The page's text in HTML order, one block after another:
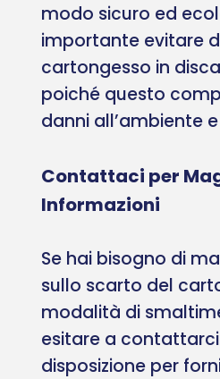
modo sicuro ed
importante evitare
cartongesso in
poiché questo
danni all’ambiente
Contattaci per
Informazioni
Se hai bisogno di
sullo scarto del
modalità di
esitare a
disposizione per